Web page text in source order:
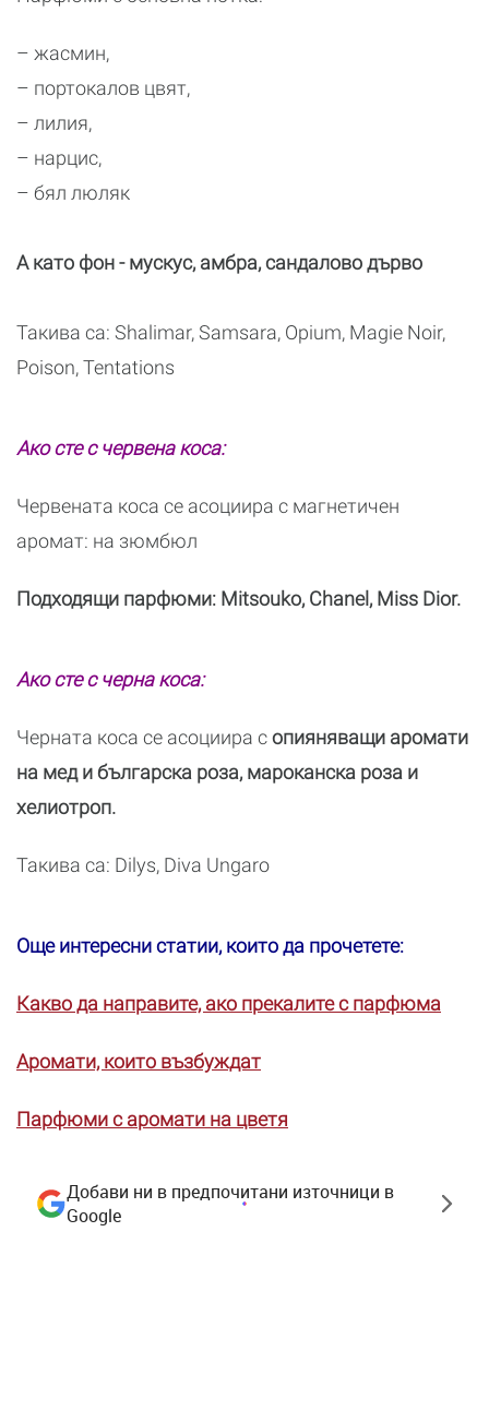
– жасмин,
– портокалов цвят,
– лилия,
– нарцис,
– бял люляк
А като фон - мускус, амбра, сандалово дърво
Такива са: Shalimar, Samsara, Opium, Magie Noir,
Poison, Tentations
Ако сте с червена коса:
Червената коса се асоциира с магнетичен
аромат: на зюмбюл
Подходящи парфюми: Mitsouko, Chanel, Miss Dior.
Ако сте с черна коса:
Черната коса се асоциира сопияняващи аромати
на мед и българска роза, мароканска роза и
хелиотроп.
Такива са: Dilys, Diva Ungaro
Още интересни статии, които да прочетете:
Какво да направите, ако прекалите с парфюма
Аромати, които възбуждат
Парфюми с аромати на цветя
Добави ни в предпочитани източници в
Google